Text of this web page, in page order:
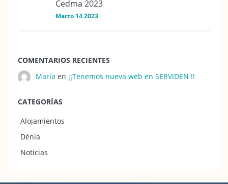
Cedma 2023
Marzo 14 2023
COMENTARIOS RECIENTES
María en ¡¡Tenemos nueva web en SERVIDEN !!
CATEGORÍAS
Alojamientos
Dénia
Noticias